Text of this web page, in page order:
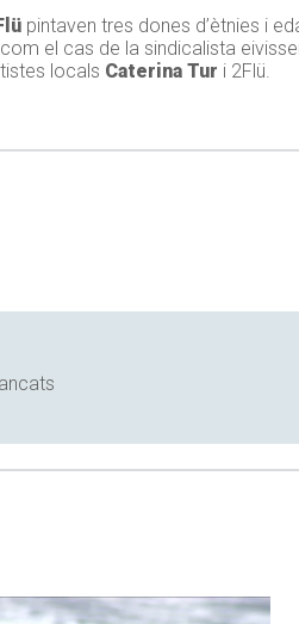
pintaven tres dones d’ètnies i
el cas de la sindicalista
locals Caterina Tur i 2Flü.